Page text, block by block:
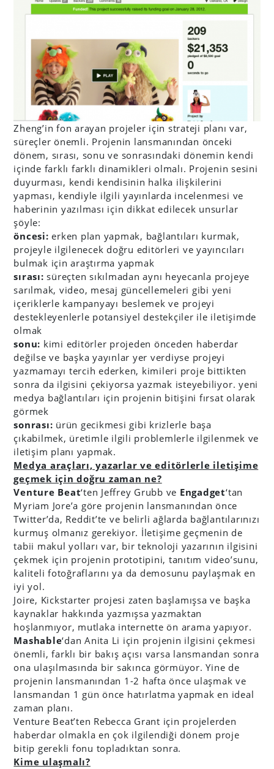
Zheng’in fon arayan projeler için strateji planı var,
süreçler önemli. Projenin lansmanından önceki
dönem, sırası, sonu ve sonrasındaki dönemin kendi
içinde farklı farklı dinamikleri olmalı. Projenin sesini
duyurması, kendi kendisinin halka ilişkilerini
yapması, kendiyle ilgili yayınlarda incelenmesi ve
haberinin yazılması için dikkat edilecek unsurlar
şöyle:
öncesi: erken plan yapmak, bağlantıları kurmak,
projeyle ilgilenecek doğru editörleri ve yayıncıları
bulmak için araştırma yapmak
sırası: süreçten sıkılmadan aynı heyecanla projeye
sarılmak, video, mesaj güncellemeleri gibi yeni
içeriklerle kampanyayı beslemek ve projeyi
destekleyenlerle potansiyel destekçiler ile iletişimde
olmak
sonu: kimi editörler projeden önceden haberdar
değilse ve başka yayınlar yer verdiyse projeyi
yazmamayı tercih ederken, kimileri proje bittikten
sonra da ilgisini çekiyorsa yazmak isteyebiliyor. yeni
medya bağlantıları için projenin bitişini fırsat olarak
görmek
sonrası: ürün gecikmesi gibi krizlerle başa
çıkabilmek, üretimle ilgili problemlerle ilgilenmek ve
iletişim planı yapmak.
Medya araçları, yazarlar ve editörlerle iletişime
geçmek için doğru zaman ne?
Venture Beat‘ten Jeffrey Grubb ve Engadget‘tan
Myriam Jore’a göre projenin lansmanından önce
Twitter’da, Reddit’te ve belirli ağlarda bağlantılarınızı
kurmuş olmanız gerekiyor. İletişime geçmenin de
tabii makul yolları var, bir teknoloji yazarının ilgisini
çekmek için projenin prototipini, tanıtım video’sunu,
kaliteli fotoğraflarını ya da demosunu paylaşmak en
iyi yol.
Joire, Kickstarter projesi zaten başlamışsa ve başka
kaynaklar hakkında yazmışsa yazmaktan
hoşlanmıyor, mutlaka internette ön arama yapıyor.
Mashable‘dan Anita Li için projenin ilgisini çekmesi
önemli, farklı bir bakış açısı varsa lansmandan sonra
ona ulaşılmasında bir sakınca görmüyor. Yine de
projenin lansmanından 1-2 hafta önce ulaşmak ve
lansmandan 1 gün önce hatırlatma yapmak en ideal
zaman planı.
Venture Beat’ten Rebecca Grant için projelerden
haberdar olmakla en çok ilgilendiği dönem proje
bitip gerekli fonu topladıktan sonra.
Kime ulaşmalı?